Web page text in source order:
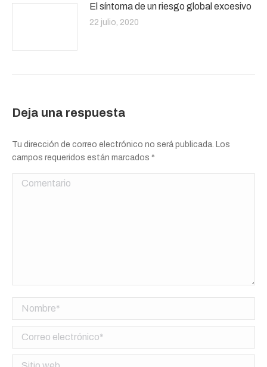
El síntoma de un riesgo global excesivo
22 julio, 2020
Deja una respuesta
Tu dirección de correo electrónico no será publicada. Los
campos requeridos están marcados *
Comentario
Nombre *
Correo electrónico *
Sitio web